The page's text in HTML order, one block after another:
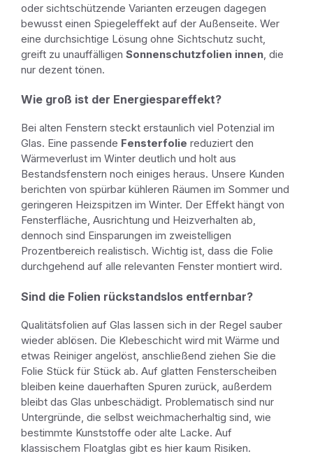
oder sichtschützende Varianten erzeugen dagegen
bewusst einen Spiegeleffekt auf der Außenseite. Wer
eine durchsichtige Lösung ohne Sichtschutz sucht,
greift zu unauffälligen Sonnenschutzfolien innen, die
nur dezent tönen.
Wie groß ist der Energiespareffekt?
Bei alten Fenstern steckt erstaunlich viel Potenzial im
Glas. Eine passende Fensterfolie reduziert den
Wärmeverlust im Winter deutlich und holt aus
Bestandsfenstern noch einiges heraus. Unsere Kunden
berichten von spürbar kühleren Räumen im Sommer und
geringeren Heizspitzen im Winter. Der Effekt hängt von
Fensterfläche, Ausrichtung und Heizverhalten ab,
dennoch sind Einsparungen im zweistelligen
Prozentbereich realistisch. Wichtig ist, dass die Folie
durchgehend auf alle relevanten Fenster montiert wird.
Sind die Folien rückstandslos entfernbar?
Qualitätsfolien auf Glas lassen sich in der Regel sauber
wieder ablösen. Die Klebeschicht wird mit Wärme und
etwas Reiniger angelöst, anschließend ziehen Sie die
Folie Stück für Stück ab. Auf glatten Fensterscheiben
bleiben keine dauerhaften Spuren zurück, außerdem
bleibt das Glas unbeschädigt. Problematisch sind nur
Untergründe, die selbst weichmacherhaltig sind, wie
bestimmte Kunststoffe oder alte Lacke. Auf
klassischem Floatglas gibt es hier kaum Risiken.